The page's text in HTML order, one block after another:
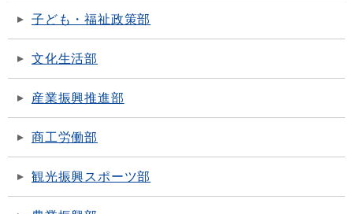
子ども・福祉政策部
文化生活部
産業振興推進部
商工労働部
観光振興スポーツ部